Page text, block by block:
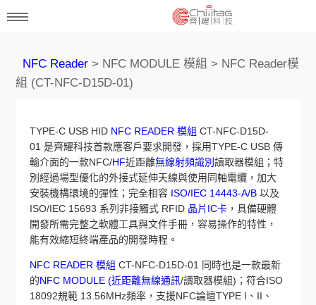
NFC Reader > NFC MODULE 模組 > NFC Reader模
組 (CT-NFC-D15D-01)
TYPE-C USB HID NFC READER 模組 CT-NFC-D15D-
01 是齊耀科技首款應客戶要求開發，採用TYPE-C USB 傳
輸介面的一款NFC/HF近距離無線射頻識別讀取器模組；特
別經過場型優化的外接式延伸天線與使用同軸電纜，加大
安裝機構環境的彈性；完全相容 ISO/IEC 14443-A/B 以及
ISO/IEC 15693 系列非接觸式 RFID 晶片IC卡 ，具備硬體
開發所需完整之軟體工具與文件手冊，容易操作的特性，
能有效縮短終端產品的開發時程。
NFC READER 模組 CT-NFC-D15D-01 同時也是一款最新
的NFC MODULE (近距離無線通訊/讀取器模組)；符合ISO
18092規範 13.56MHz頻率，支援NFC論壇TYPE I、II、